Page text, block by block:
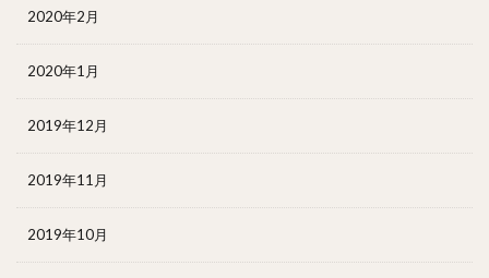
2020年2月
2020年1月
2019年12月
2019年11月
2019年10月